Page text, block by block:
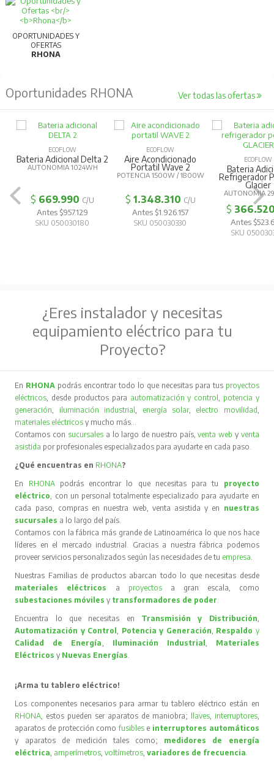
OPORTUNIDADES Y
OFERTAS
RHONA
Oportunidades RHONA Ver todas las ofertas
ECOFLOW
Bateria Adicional Delta 2
AUTONOMIA 1024WH
$ 669.990 C/U
Antes $957.129
SKU 050030180
ECOFLOW
Aire Acondicionado
Portatil Wave 2
POTENCIA 1500W / 1800W
$ 1.348.310 C/U
Antes $1.926.157
SKU 050030330
ECOFLOW
Bateria
Refrigerador
Glacier
AUTONOMIA
$
Antes
SKU
¿Eres instalador y necesitas
equipamiento eléctrico para tu
Proyecto?
En RHONA podrás encontrar todo lo que necesitas para tus proyectos
eléctricos, desde productos para automatización y control, potencia y
generación, iluminación industrial, energía solar, electro movilidad,
materiales eléctricos y mucho más…
Contamos con sucursales a lo largo de nuestro país,venta web y venta
asistida por profesionales especializados para ayudarte en cada paso.
¿Qué encuentras en RHONA?
En RHONA podrás encontrar lo que necesitas para tu proyecto
eléctrico, con un personal totalmente especializado para ayudarte en
cada paso, compras en nuestra web, venta asistida y en nuestras
sucursales a lo largo del país.
Contamos con la fábrica más grande de Latinoamérica lo que nos hace
líderes en el mercado industrial. Gracias a nuestra fábrica podemos
proveer servicios personalizados según las necesidades de tu empresa.
Nuestras Familias de productos abarcan todo lo que necesitas desde
materiales eléctricos
a proyectos
a gran escala, como
subestaciones móvilesy transformadores de poder.
Encuentra lo que necesitas en Transmisión y Distribución,
Automatización y Control, Potencia y Generación, Respaldo y
Calidad de Energía, Iluminación Industrial , Materiales
Eléctricos y Nuevas Energías.
¡Arma tu tablero eléctrico!
Los componentes necesarios para armar tu tablero eléctrico están en
RHONA, estos pueden ser aparatos de maniobra; llaves, interruptores,
aparatos de protección comofusibles e interruptores automáticos
y aparatos de medición tales como; medidores de energía
eléctrica, amperímetros,voltímetros,variadores de frecuencia.